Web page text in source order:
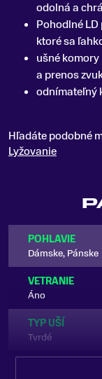
odolná a
Pohodlné
ktoré sa
ušné
a prenos
odnímateľný
Hľadáte podobné
Lyžovanie
POHLAVIE
Dámske, Pánske
VETRANIE
Áno
TYP UŠÍ
Tvrdé